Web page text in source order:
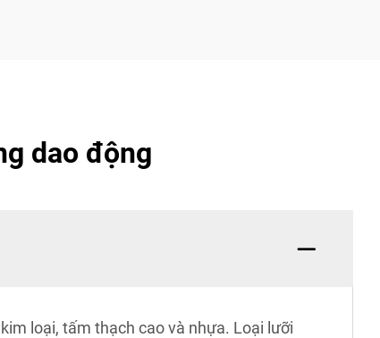
dao động
loại, tấm thạch cao và nhựa. Loại lưỡi